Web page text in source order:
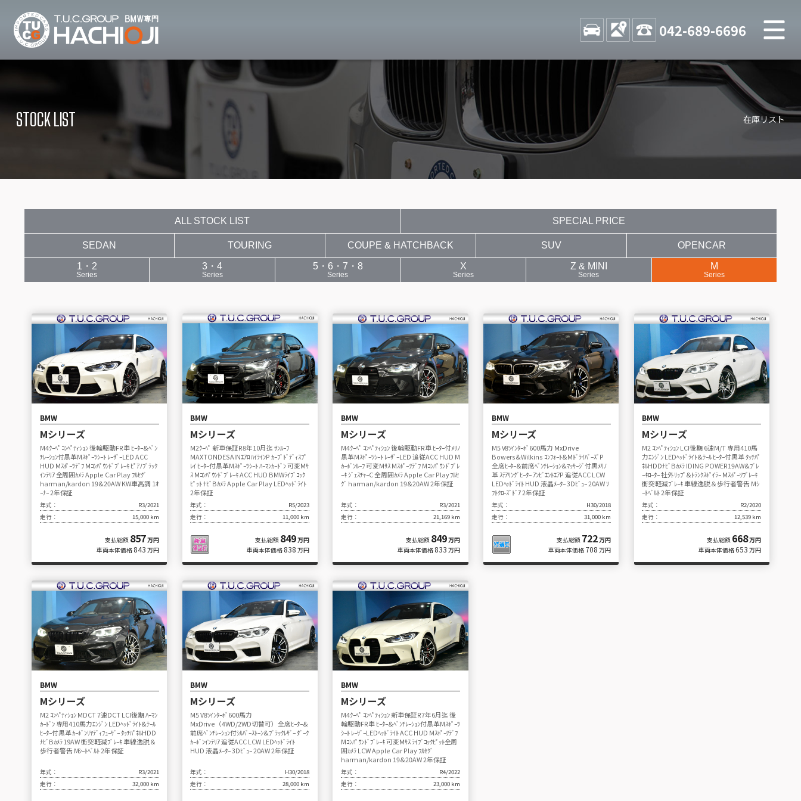
STOCK ACCESS 042-689-6696
在庫リスト 目玉車両一覧
Features Stock list
店舗紹介
Shop information
保証＆サービス 全国納車
Delivery service
買取無料査定
Trade in
TUCとは？ リクルート
Recruit
納車blog スタッフblog
STOCK LIST 在庫リスト
ALL STOCK LIST SPECIAL PRICE
SEDAN TOURING COUPE & HATCHBACK SUV OPENCAR
1・2
Series
3・4
Series
5・6・7・8
Series
X
Series
Z & MINI
Series
M
Series
BMW
Mシリーズ
M4ｸｰﾍﾟ ｺﾝﾍﾟﾃｨｼｮﾝ 後輪駆動FR車 ﾋｰﾀｰ&ﾍﾞﾝ
ﾁﾚｰｼｮﾝ付黒革Mｽﾎﾟｰﾂｼｰﾄ ﾚｰｻﾞｰLED ACC
HUD Mｽﾎﾟｰﾂﾃﾞﾌ Mｺﾝﾊﾟｳﾝﾄﾞﾌﾞﾚｰｷ ﾋﾟｱﾉﾌﾞﾗｯｸ
ｲﾝﾃﾘｱ 全周囲ｶﾒﾗ Apple Car Play ﾌﾙｾｸﾞ
harman/kardon 19&20AW KW車高調 1ｵ
ｰﾅｰ 2年保証
年式：
R3/2021
走行：
15,000 km
支払総額 857万円
車両本体価格 843 万円
BMW
Mシリーズ
M2ｸｰﾍﾟ 新車保証R8年10月迄 ｻﾝﾙｰﾌ
MAXTONDESAINｴｱﾛ ﾊｲﾗｲﾝP ｶｰﾌﾞﾄﾞﾃﾞｨｽﾌﾟ
ﾚｲ ﾋｰﾀｰ付黒革Mｽﾎﾟｰﾂｼｰﾄ ﾊｰﾏﾝｶｰﾄﾞﾝ 可変Mｻ
ｽ Mｺﾝﾊﾟｳﾝﾄﾞﾌﾞﾚｰｷ ACC HUD BMWﾗｲﾌﾞｺｯｸ
ﾋﾟｯﾄ ﾅﾋﾞBｶﾒﾗ Apple Car Play LEDﾍｯﾄﾞﾗｲﾄ
2年保証
年式：
R5/2023
走行：
11,000 km
支払総額 849万円
車両本体価格 838 万円
BMW
Mシリーズ
M4ｸｰﾍﾟ ｺﾝﾍﾟﾃｨｼｮﾝ 後輪駆動FR車 ﾋｰﾀｰ付ﾒﾘﾉ
黒革Mｽﾎﾟｰﾂｼｰﾄ ﾚｰｻﾞｰLED 追従ACC HUD M
ｶｰﾎﾞﾝﾙｰﾌ 可変Mｻｽ Mｽﾎﾟｰﾂﾃﾞﾌ Mｺﾝﾊﾟｳﾝﾄﾞﾌﾞﾚ
ｰｷ ｼﾞｪｽﾁｬｰC 全周囲ｶﾒﾗ Apple Car Play ﾌﾙｾ
ｸﾞ harman/kardon 19&20AW 2年保証
年式：
R3/2021
走行：
21,169 km
支払総額 849万円
車両本体価格 833 万円
BMW
Mシリーズ
M5 V8ﾂｲﾝﾀｰﾎﾞ600馬力 MxDrive
Bowers&Wilkins ｺﾝﾌｫｰﾄ&MﾄﾞﾗｲﾊﾞｰｽﾞP
全席ﾋｰﾀｰ&前席ﾍﾞﾝﾁﾚｰｼｮﾝ&ﾏｯｻｰｼﾞ付黒ﾒﾘﾉ
革 ｽﾃｱﾘﾝｸﾞﾋｰﾀｰ ｱﾝﾋﾞｴﾝﾄｴｱP 追従ACC LCW
LEDﾍｯﾄﾞﾗｲﾄ HUD 液晶ﾒｰﾀｰ 3Dﾋﾞｭｰ 20AW ｿ
ﾌﾄｸﾛｰｽﾞﾄﾞｱ 2年保証
年式：
H30/2018
走行：
31,000 km
支払総額 722万円
車両本体価格 708 万円
BMW
Mシリーズ
M2 ｺﾝﾍﾟﾃｨｼｮﾝ LCI後期 6速M/T 専用410馬
力ｴﾝｼﾞﾝ LEDﾍｯﾄﾞﾗｲﾄ&ﾃｰﾙ ﾋｰﾀｰ付黒革 ﾀｯﾁﾊﾟ
ﾈﾙHDDﾅﾋﾞBｶﾒﾗ IDING POWER19AW&ﾌﾞﾚ
ｰｷﾛｰﾀｰ 社外ﾘｯﾌﾟ&ﾄﾗﾝｸｽﾎﾟｲﾗｰ Mｽﾎﾟｰﾂﾌﾞﾚｰｷ
衝突軽減ﾌﾞﾚｰｷ 車線逸脱＆歩行者警告 Mｼ
ｰﾄﾍﾞﾙﾄ 2年保証
年式：
R2/2020
走行：
12,539 km
支払総額 668万円
車両本体価格653 万円
BMW
Mシリーズ
M2 ｺﾝﾍﾟﾃｨｼｮﾝ MDCT 7速DCT LCI後期 ﾊｰﾏﾝ
ｶｰﾄﾞﾝ 専用410馬力ｴﾝｼﾞﾝ LEDﾍｯﾄﾞﾗｲﾄ&ﾃｰﾙ
ﾋｰﾀｰ付黒革 ｶｰﾎﾞﾝﾘﾔﾃﾞｨﾌｭｰｻﾞｰ ﾀｯﾁﾊﾟﾈﾙHDD
ﾅﾋﾞBｶﾒﾗ 19AW 衝突軽減ﾌﾞﾚｰｷ 車線逸脱＆
歩行者警告 Mｼｰﾄﾍﾞﾙﾄ 2年保証
年式：
R3/2021
走行：
32,000 km
BMW
Mシリーズ
M5 V8ﾂｲﾝﾀｰﾎﾞ600馬力
MxDrive（4WD/2WD切替可）全席ﾋｰﾀｰ&
前席ﾍﾞﾝﾁﾚｰｼｮﾝ付ｼﾙﾊﾞｰｽﾄｰﾝ&ﾌﾞﾗｯｸﾚｻﾞｰ ﾀﾞｰｸ
ｶｰﾎﾞﾝｲﾝﾃﾘｱ 追従ACC LCW LEDﾍｯﾄﾞﾗｲﾄ
HUD 液晶ﾒｰﾀｰ 3Dﾋﾞｭｰ 20AW 2年保証
年式：
H30/2018
走行：
28,000 km
BMW
Mシリーズ
M4ｸｰﾍﾟ ｺﾝﾍﾟﾃｨｼｮﾝ 新車保証R7年6月迄 後
輪駆動FR車 ﾋｰﾀｰ&ﾍﾞﾝﾁﾚｰｼｮﾝ付黒革Mｽﾎﾟｰﾂ
ｼｰﾄ ﾚｰｻﾞｰLEDﾍｯﾄﾞﾗｲﾄ ACC HUD Mｽﾎﾟｰﾂﾃﾞﾌ
Mｺﾝﾊﾟｳﾝﾄﾞﾌﾞﾚｰｷ 可変Mｻｽ ﾗｲﾌﾞｺｯｸﾋﾟｯﾄ全周
囲ｶﾒﾗ LCW Apple Car Play ﾌﾙｾｸﾞ
harman/kardon 19&20AW 2年保証
年式：
R4/2022
走行：
23,000 km